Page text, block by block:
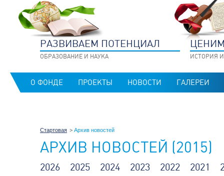
РАЗВИВАЕМ ПОТЕНЦИАЛ
ОБРАЗОВАНИЕ И НАУКА ИСТОРИЯ
О ФОНДЕ ПРОЕКТЫ НОВОСТИ ГАЛЕРЕИ
Стартовая Архив новостей
АРХИВ НОВОСТЕЙ (2015)
2026 2025 2024 2023 2022 2021